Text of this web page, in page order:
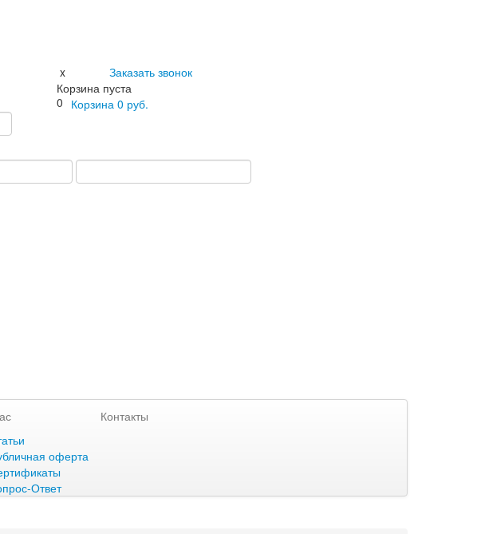
Заказать звонок
x
Корзина пуста
0 Корзина 0 руб.
оферта
Ответ
Контакты